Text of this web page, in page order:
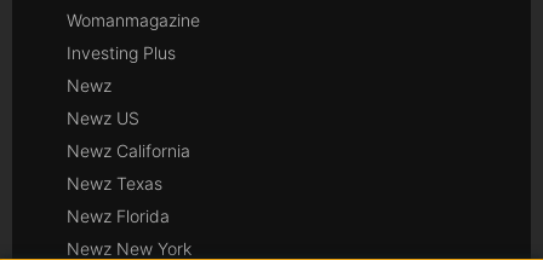
Womanmagazine
Investing Plus
Newz
Newz US
Newz California
Newz Texas
Newz Florida
Newz New York